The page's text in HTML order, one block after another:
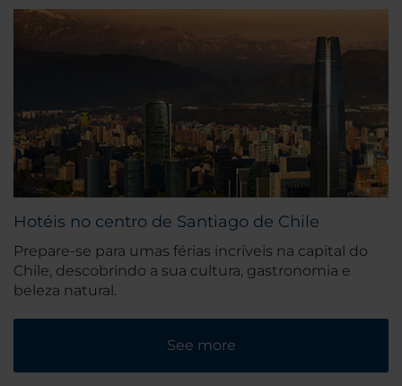
Hotéis no centro de Santiago de Chile
Prepare-se para umas férias incríveis na capital do
Chile, descobrindo a sua cultura, gastronomia e
beleza natural.
See more